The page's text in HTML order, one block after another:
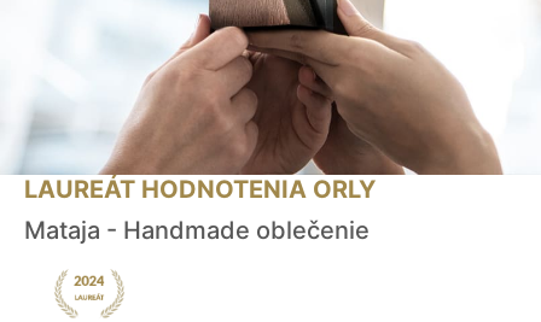
LAUREÁT HODNOTENIA ORLY
Mataja - Handmade oblečenie